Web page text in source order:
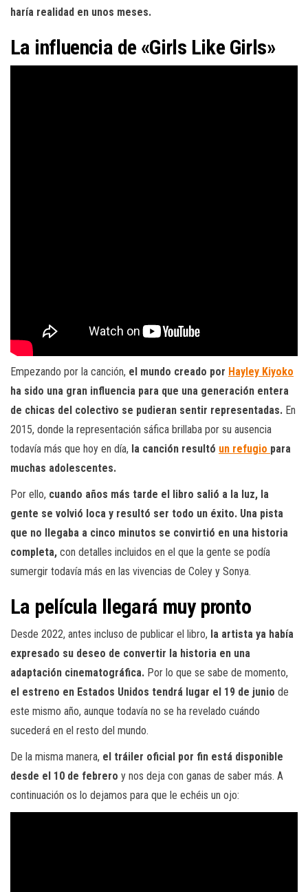
haría realidad en unos meses.
La influencia de «Girls Like Girls»
Empezando por la canción, el mundo creado por Hayley Kiyoko
ha sido una gran influencia para que una generación entera
de chicas del colectivo se pudieran sentir representadas. En
2015, donde la representación sáfica brillaba por su ausencia
todavía más que hoy en día, la canción resultó un refugio para
muchas adolescentes.
Por ello, cuando años más tarde el libro salió a la luz, la
gente se volvió loca y resultó ser todo un éxito. Una pista
que no llegaba a cinco minutos se convirtió en una historia
completa, con detalles incluidos en el que la gente se podía
sumergir todavía más en las vivencias de Coley y Sonya.
La película llegará muy pronto
Desde 2022, antes incluso de publicar el libro, la artista ya había
expresado su deseo de convertir la historia en una
adaptación cinematográfica. Por lo que se sabe de momento,
el estreno en Estados Unidos tendrá lugar el 19 de junio de
este mismo año, aunque todavía no se ha revelado cuándo
sucederá en el resto del mundo.
De la misma manera, el tráiler oficial por fin está disponible
desde el 10 de febrero y nos deja con ganas de saber más. A
continuación os lo dejamos para que le echéis un ojo: